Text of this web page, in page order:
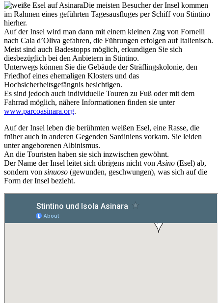
Die meisten Besucher der Insel kommen
im Rahmen eines geführten Tagesausfluges per Schiff von Stintino
hierher.
Auf der Insel wird man dann mit einem kleinen Zug von Fornelli
nach Cala d’Oliva gefahren, die Führungen erfolgen auf Italienisch.
Meist sind auch Badestopps möglich, erkundigen Sie sich
diesbezüglich bei den Anbietern in Stintino.
Unterwegs können Sie die Gebäude der Sträflingskolonie, den
Friedhof eines ehemaligen Klosters und das
Hochsicherheitsgefängnis besichtigen.
Es sind jedoch auch individuelle Touren zu Fuß oder mit dem
Fahrrad möglich, nähere Informationen finden sie unter
www.parcoasinara.org.
Auf der Insel leben die berühmten weißen Esel, eine Rasse, die
früher auch in anderen Gegenden Sardiniens vorkam. Sie leiden
unter angeborenen Albinismus.
An die Touristen haben sie sich inzwischen gewöhnt.
Der Name der Insel leitet sich übrigens nicht von Asino (Esel) ab,
sondern von sinuoso (gewunden, geschwungen), was sich auf die
Form der Insel bezieht.